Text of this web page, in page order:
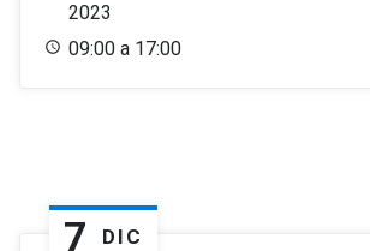
2023
09:00 a 17:00
7 DIC